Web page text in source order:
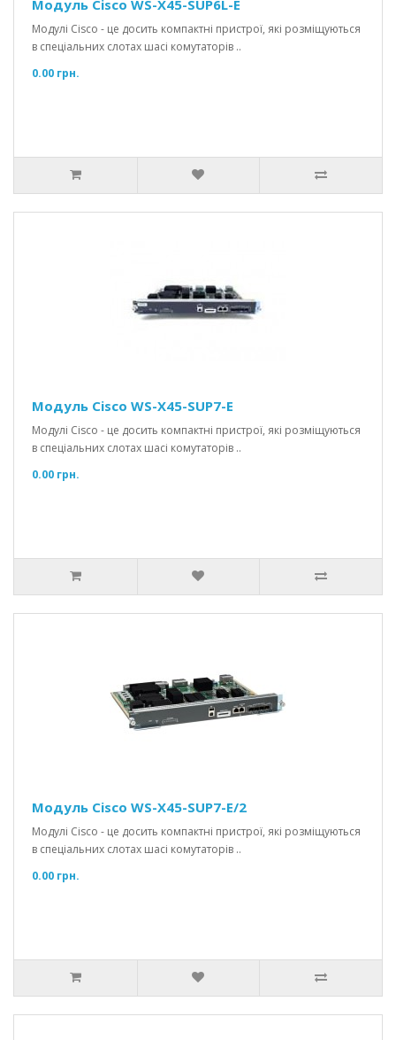
Модуль Cisco WS-X45-SUP6L-E
Модулі Cisco - це досить компактні пристрої, які розміщуються
в спеціальних слотах шасі комутаторів ..
0.00 грн.
Модуль Cisco WS-X45-SUP7-E
Модулі Cisco - це досить компактні пристрої, які розміщуються
в спеціальних слотах шасі комутаторів ..
0.00 грн.
Модуль Cisco WS-X45-SUP7-E/2
Модулі Cisco - це досить компактні пристрої, які розміщуються
в спеціальних слотах шасі комутаторів ..
0.00 грн.